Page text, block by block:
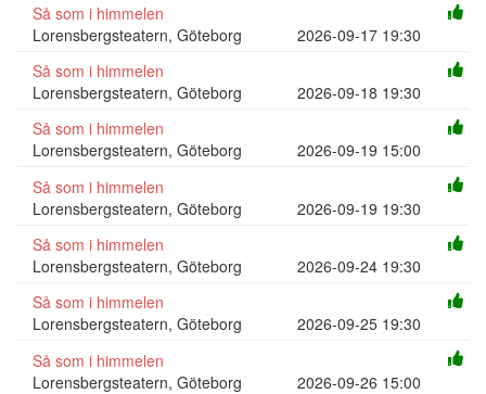
Så som i himmelen
Lorensbergsteatern, Göteborg
2026-09-17 19:30
Så som i himmelen
Lorensbergsteatern, Göteborg
2026-09-18 19:30
Så som i himmelen
Lorensbergsteatern, Göteborg
2026-09-19 15:00
Så som i himmelen
Lorensbergsteatern, Göteborg
2026-09-19 19:30
Så som i himmelen
Lorensbergsteatern, Göteborg
2026-09-24 19:30
Så som i himmelen
Lorensbergsteatern, Göteborg
2026-09-25 19:30
Så som i himmelen
Lorensbergsteatern, Göteborg
2026-09-26 15:00